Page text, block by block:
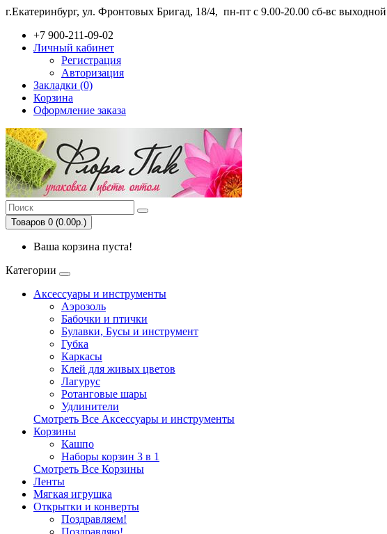
г.Екатеринбург, ул. Фронтовых Бригад, 18/4, пн-пт с 9.00-20.00 сб-вс выходной
+7 900-211-09-02
Личный кабинет
Регистрация
Авторизация
Закладки (0)
Корзина
Оформление заказа
Товаров 0 (0.00р.)
Ваша корзина пуста!
Категории
Аксессуары и инструменты
Аэрозоль
Бабочки и птички
Булавки, Бусы и инструмент
Губка
Каркасы
Клей для живых цветов
Лагурус
Ротанговые шары
Удлинители
Смотреть Все Аксессуары и инструменты
Корзины
Кашпо
Наборы корзин 3 в 1
Смотреть Все Корзины
Ленты
Мягкая игрушка
Открытки и конверты
Поздравляем!
Поздравляю!